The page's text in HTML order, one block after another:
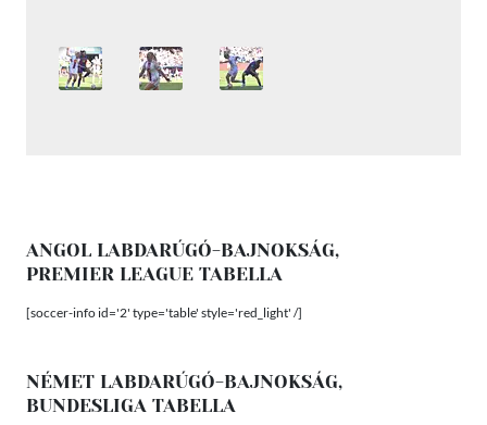
ANGOL LABDARÚGÓ-BAJNOKSÁG,
PREMIER LEAGUE TABELLA
[soccer-info id='2' type='table' style='red_light' /]
NÉMET LABDARÚGÓ-BAJNOKSÁG,
BUNDESLIGA TABELLA